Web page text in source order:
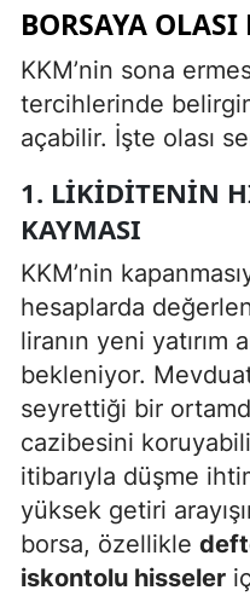
BORSAYA OLASI
KKM’nin sona
tercihlerinde
açabilir. İşte olası
1. LIKIDITENIN
KAYMASI
KKM’nin
hesaplarda
liranın yeni yatırım
bekleniyor.
seyrettiği bir
cazibesini
itibarıyla düşme
yüksek getiri
borsa, özellikle
iskontolu hisseler